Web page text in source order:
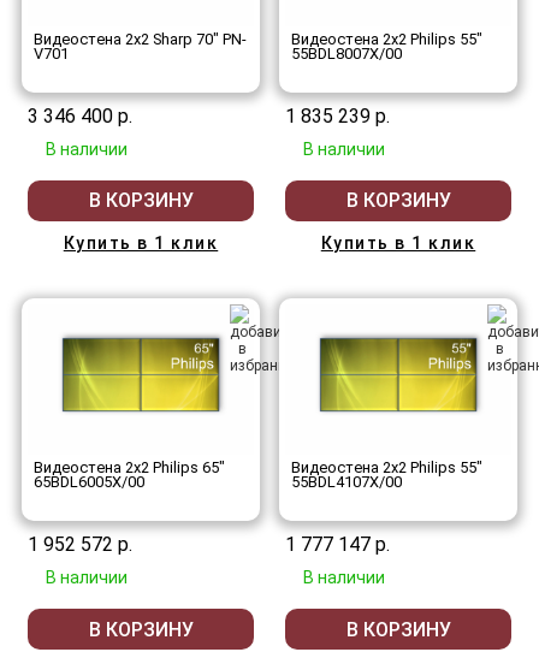
Видеостена 2x2 Sharp 70" PN-
V701
3 346 400 р.
В наличии
В КОРЗИНУ
Купить в 1 клик
Видеостена 2x2 Philips 55"
55BDL8007X/00
1 835 239 р.
В наличии
В КОРЗИНУ
Купить в 1 клик
Видеостена 2x2 Philips 65"
65BDL6005X/00
1 952 572 р.
В наличии
В КОРЗИНУ
Видеостена 2x2 Philips 55"
55BDL4107X/00
1 777 147 р.
В наличии
В КОРЗИНУ